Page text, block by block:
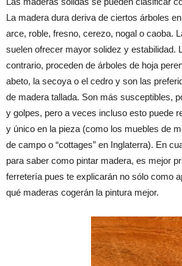
La madera dura deriva de ciertos árboles
arce, roble, fresno, cerezo, nogal o caoba.
suelen ofrecer mayor solidez y estabilidad.
contrario, proceden de árboles de hoja
abeto, la secoya o el cedro y son las
de madera tallada. Son más susceptibles,
y golpes, pero a veces incluso esto puede
y único en la pieza (como los muebles de
de campo o “cottages” en Inglaterra). En
para saber como pintar madera, es mejor
ferretería pues te explicarán no sólo como
qué maderas cogerán la pintura mejor.